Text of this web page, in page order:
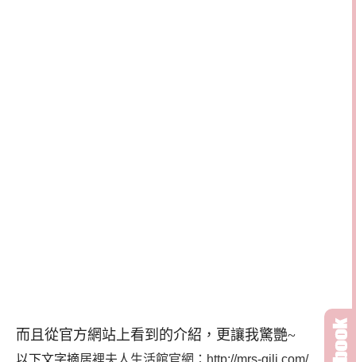
而且從官方網站上看到的介紹，更讓我驚艷~
以下文字摘居裡夫人生活館官網：http://mrs-gili.com/